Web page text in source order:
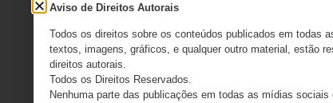
Aviso de Direitos Autorais
Todos os direitos sobre os conteúdos publicados em todas
textos, imagens, gráficos, e qualquer outro material, estão
direitos autorais.
Todos os Direitos Reservados.
Nenhuma parte das publicações em todas as mídias